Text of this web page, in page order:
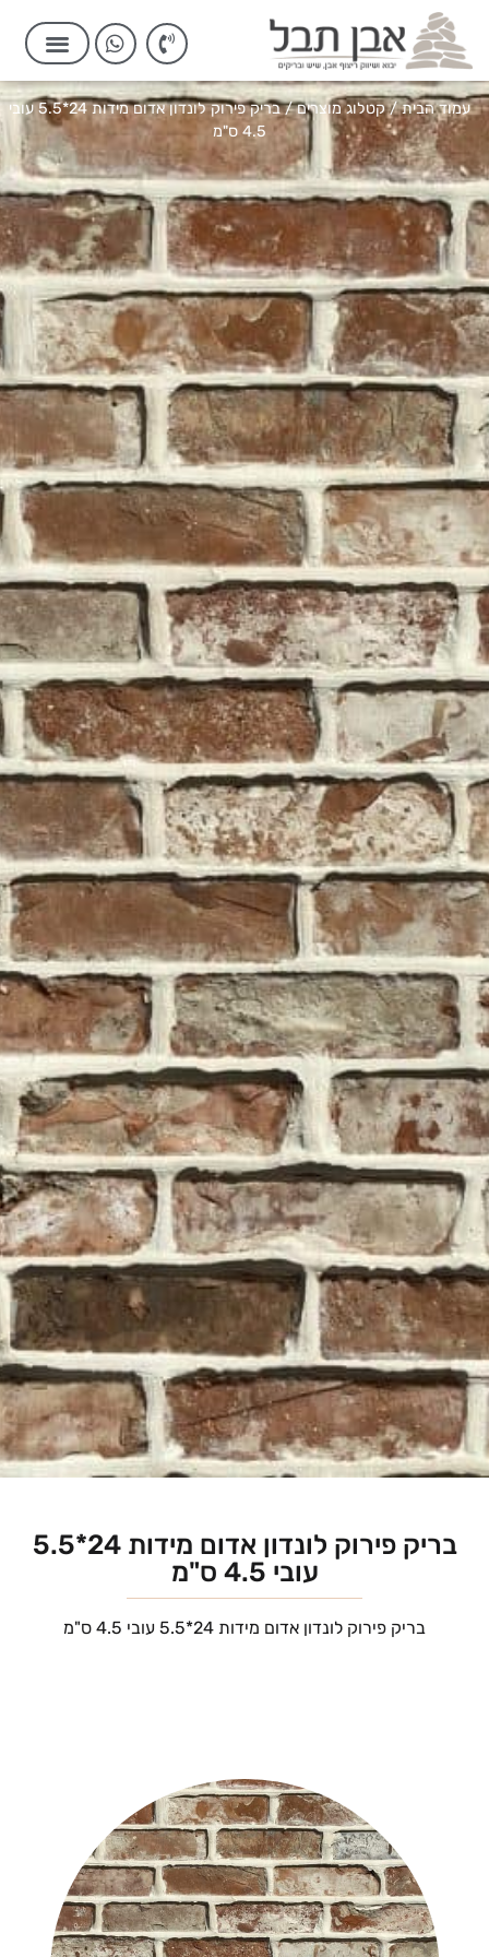
עמוד הבית/קטלוג מוצרים
/ בריק פירוק לונדון אדום מידות 24*5.5 עובי
4.5 ס"מ
בריק פירוק לונדון אדום מידות 24*5.5
עובי 4.5 ס"מ
בריק פירוק לונדון אדום מידות 24*5.5 עובי 4.5 ס"מ